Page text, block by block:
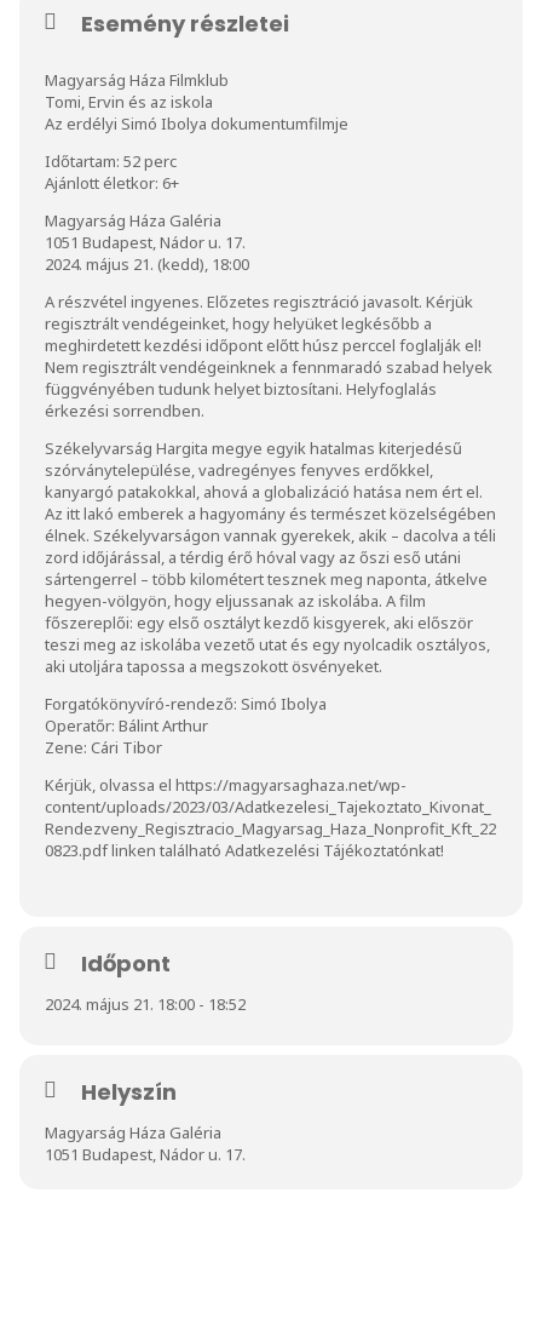
Esemény részletei
Magyarság Háza Filmklub
Tomi, Ervin és az iskola
Az erdélyi Simó Ibolya dokumentumfilmje
Időtartam: 52 perc
Ajánlott életkor: 6+
Magyarság Háza Galéria
1051 Budapest, Nádor u. 17.
2024. május 21. (kedd), 18:00
A részvétel ingyenes. Előzetes regisztráció javasolt. Kérjük
regisztrált vendégeinket, hogy helyüket legkésőbb a
meghirdetett kezdési időpont előtt húsz perccel foglalják el!
Nem regisztrált vendégeinknek a fennmaradó szabad helyek
függvényében tudunk helyet biztosítani. Helyfoglalás
érkezési sorrendben.
Székelyvarság Hargita megye egyik hatalmas kiterjedésű
szórványtelepülése, vadregényes fenyves erdőkkel,
kanyargó patakokkal, ahová a globalizáció hatása nem ért el.
Az itt lakó emberek a hagyomány és természet közelségében
élnek. Székelyvarságon vannak gyerekek, akik – dacolva a téli
zord időjárással, a térdig érő hóval vagy az őszi eső utáni
sártengerrel – több kilométert tesznek meg naponta, átkelve
hegyen-völgyön, hogy eljussanak az iskolába. A film
főszereplői: egy első osztályt kezdő kisgyerek, aki először
teszi meg az iskolába vezető utat és egy nyolcadik osztályos,
aki utoljára tapossa a megszokott ösvényeket.
Forgatókönyvíró-rendező: Simó Ibolya
Operatőr: Bálint Arthur
Zene: Cári Tibor
Kérjük, olvassa el https://magyarsaghaza.net/wp-
content/uploads/2023/03/Adatkezelesi_Tajekoztato_Kivonat_
Rendezveny_Regisztracio_Magyarsag_Haza_Nonprofit_Kft_22
0823.pdflinken található Adatkezelési Tájékoztatónkat!
Időpont
2024. május 21. 18:00 - 18:52
Helyszín
Magyarság Háza Galéria
1051 Budapest, Nádor u. 17.